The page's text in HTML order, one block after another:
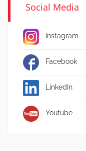
Social Media
Instagram
Facebook
LinkedIn
Youtube